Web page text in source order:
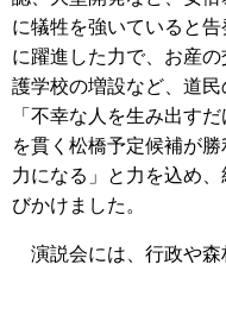
に犠牲を強いていると
に躍進した力で、お産
護学校の増設など、道民
「不幸な人を生み出す
を貫く松橋予定候補が
力になる」と力を込め
びかけました。
演説会には、行政や森